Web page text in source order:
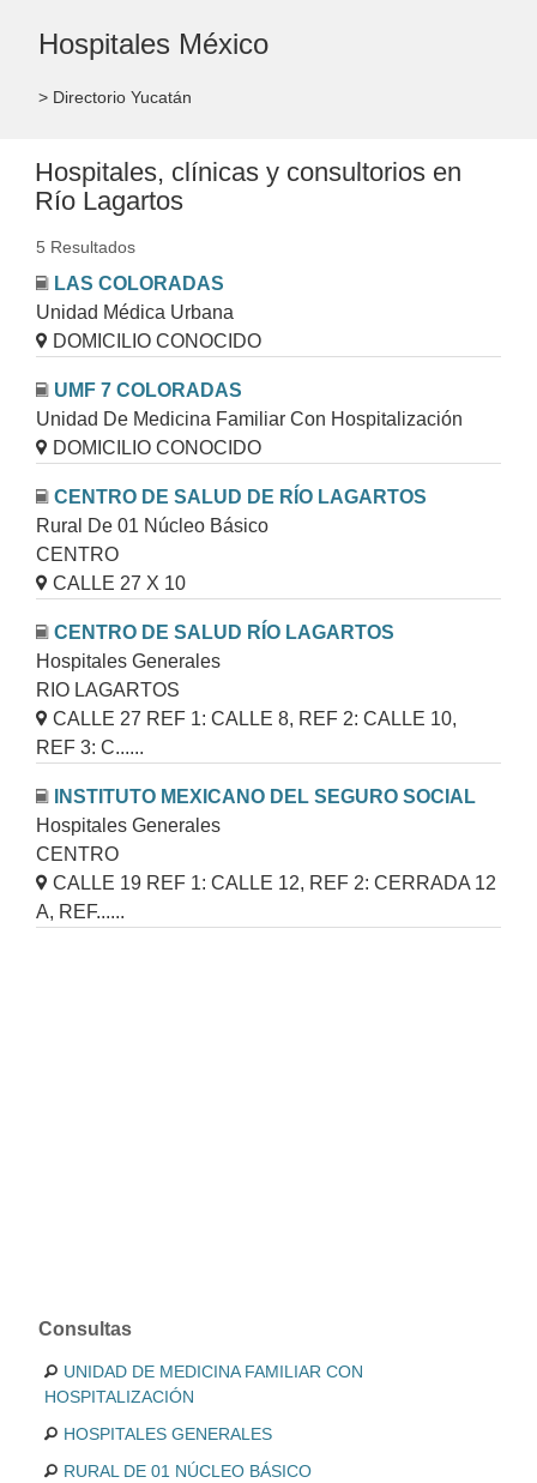
Hospitales México
> Directorio Yucatán
Hospitales, clínicas y consultorios en
Río Lagartos
5 Resultados
LAS COLORADAS
Unidad Médica Urbana
DOMICILIO CONOCIDO
UMF 7 COLORADAS
Unidad De Medicina Familiar Con Hospitalización
DOMICILIO CONOCIDO
CENTRO DE SALUD DE RÍO LAGARTOS
Rural De 01 Núcleo Básico
CENTRO
CALLE 27 X 10
CENTRO DE SALUD RÍO LAGARTOS
Hospitales Generales
RIO LAGARTOS
CALLE 27 REF 1: CALLE 8, REF 2: CALLE 10,
REF 3: C......
INSTITUTO MEXICANO DEL SEGURO SOCIAL
Hospitales Generales
CENTRO
CALLE 19 REF 1: CALLE 12, REF 2: CERRADA 12
A, REF......
Consultas
UNIDAD DE MEDICINA FAMILIAR CON
HOSPITALIZACIÓN
HOSPITALES GENERALES
RURAL DE 01 NÚCLEO BÁSICO